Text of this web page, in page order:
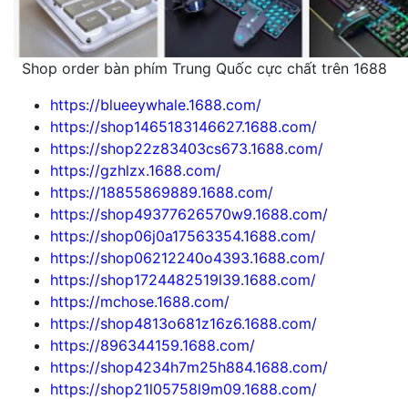
Shop order bàn phím Trung Quốc cực chất trên 1688
https://blueeywhale.1688.com/
https://shop1465183146627.1688.com/
https://shop22z83403cs673.1688.com/
https://gzhlzx.1688.com/
https://18855869889.1688.com/
https://shop49377626570w9.1688.com/
https://shop06j0a17563354.1688.com/
https://shop06212240o4393.1688.com/
https://shop1724482519l39.1688.com/
https://mchose.1688.com/
https://shop4813o681z16z6.1688.com/
https://896344159.1688.com/
https://shop4234h7m25h884.1688.com/
https://shop21l05758l9m09.1688.com/